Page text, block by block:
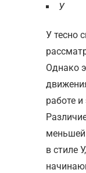
У
У тесно
Однако
работе
меньшей
в стиле